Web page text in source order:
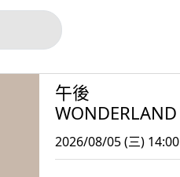
午後
WONDERLAND
2026/08/05 (三) 14:00